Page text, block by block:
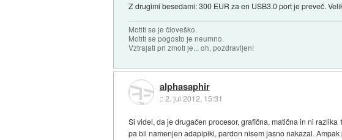
Z drugimi besedami: 300 EUR za en USB3.0 port je preveč.
Motiti se je človeško.
Motiti se pogosto je neumno.
Vztrajati pri zmoti je... oh, pozdravljen!
alphasaphir
::2. jul 2012, 15:31
Si videl, da je drugačen procesor, grafična, matična in ni
pa bil namenjen adapipiki, pardon nisem jasno nakazal.